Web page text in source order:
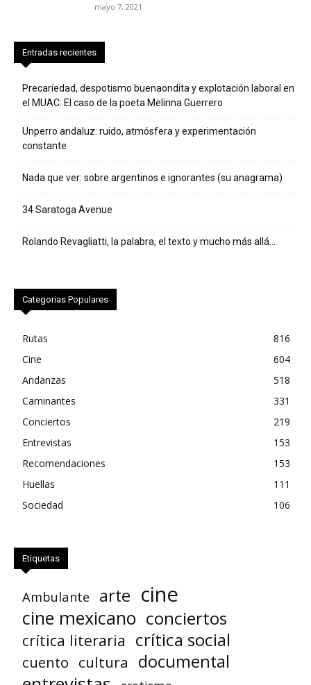
mayo 7, 2021
Entradas recientes
Precariedad, despotismo buenaondita y explotación laboral en
el MUAC: El caso de la poeta Melinna Guerrero
Unperro andaluz: ruido, atmósfera y experimentación
constante
Nada que ver: sobre argentinos e ignorantes (su anagrama)
34 Saratoga Avenue
Rolando Revagliatti, la palabra, el texto y mucho más allá…
Categorias Populares
Rutas
816
Cine
604
Andanzas
518
Caminantes
331
Conciertos
219
Entrevistas
153
Recomendaciones
153
Huellas
111
Sociedad
106
Etiquetas
Ambulante arte cine
cine mexicano conciertos
crítica literaria crítica social
cuento cultura documental